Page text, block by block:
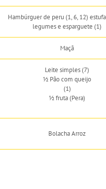
Hambúrguer de peru (1, 6, 12)
legumes e esparguete (1)
Maçã
Leite simples (7)
½ Pão com queijo
(1)
½ fruta (Pera)
Bolacha Arroz